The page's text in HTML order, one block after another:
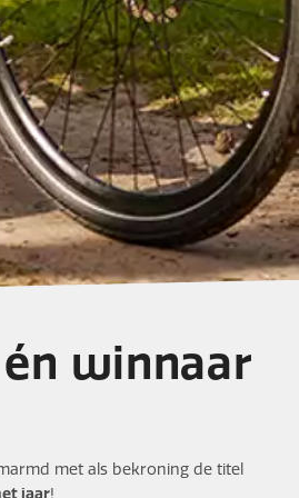
winnaar
met als bekroning de titel
jaar!